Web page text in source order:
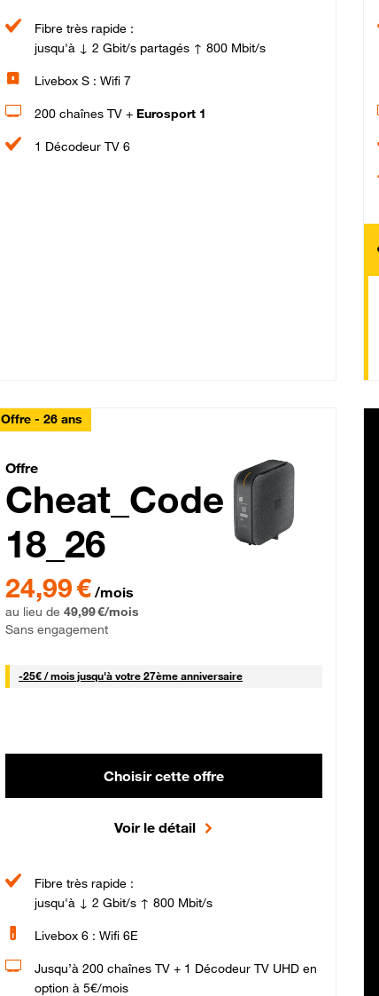
Fibre très rapide :
jusqu'à ↓ 2 Gbit/s partagés ↑ 800 Mbit/s
Livebox S : Wifi 7
200 chaînes TV + Eurosport 1
1 Décodeur TV 6
Offre - 26 ans
Cheat_Code Fibre_18_26
Offre
Cheat_Code
18_26
24,99 € /mois
au lieu de 49,99 €/mois
Sans engagement
-25€ / mois25 € par mois
jusqu'à votre 27ème anniversaire
Choisir cette offre
Voir le détail
Fibre très rapide :
jusqu'à ↓ 2 Gbit/s ↑ 800 Mbit/s
Livebox 6 : Wifi 6E
Jusqu’à 200 chaînes TV + 1 Décodeur TV UHD en
option à 5€/mois